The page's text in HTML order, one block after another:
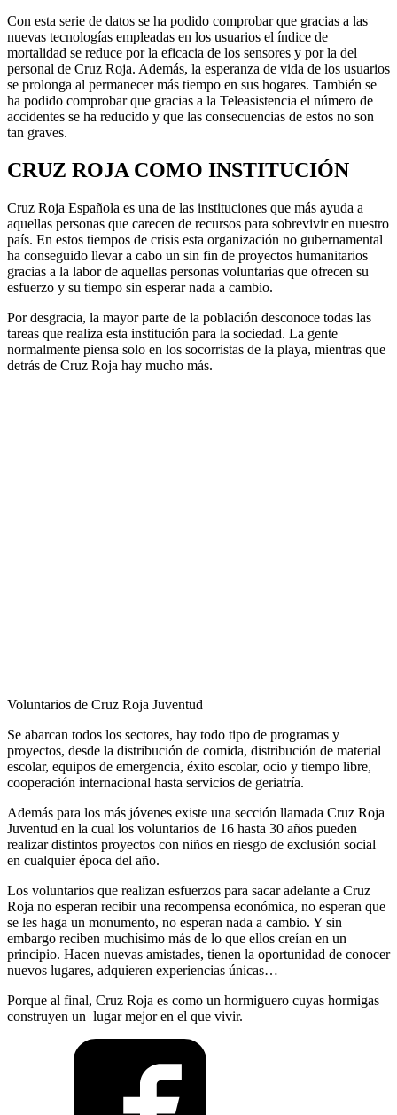
Con esta serie de datos se ha podido comprobar que gracias a las
nuevas tecnologías empleadas en los usuarios el índice de
mortalidad se reduce por la eficacia de los sensores y por la del
personal de Cruz Roja. Además, la esperanza de vida de los usuarios
se prolonga al permanecer más tiempo en sus hogares. También se
ha podido comprobar que gracias a la Teleasistencia el número de
accidentes se ha reducido y que las consecuencias de estos no son
tan graves.
CRUZ ROJA COMO INSTITUCIÓN
Cruz Roja Española es una de las instituciones que más ayuda a
aquellas personas que carecen de recursos para sobrevivir en nuestro
país. En estos tiempos de crisis esta organización no gubernamental
ha conseguido llevar a cabo un sin fin de proyectos humanitarios
gracias a la labor de aquellas personas voluntarias que ofrecen su
esfuerzo y su tiempo sin esperar nada a cambio.
Por desgracia, la mayor parte de la población desconoce todas las
tareas que realiza esta institución para la sociedad. La gente
normalmente piensa solo en los socorristas de la playa, mientras que
detrás de Cruz Roja hay mucho más.
Voluntarios de Cruz Roja Juventud
Se abarcan todos los sectores, hay todo tipo de programas y
proyectos, desde la distribución de comida, distribución de material
escolar, equipos de emergencia, éxito escolar, ocio y tiempo libre,
cooperación internacional hasta servicios de geriatría.
Además para los más jóvenes existe una sección llamada Cruz Roja
Juventud en la cual los voluntarios de 16 hasta 30 años pueden
realizar distintos proyectos con niños en riesgo de exclusión social
en cualquier época del año.
Los voluntarios que realizan esfuerzos para sacar adelante a Cruz
Roja no esperan recibir una recompensa económica, no esperan que
se les haga un monumento, no esperan nada a cambio. Y sin
embargo reciben muchísimo más de lo que ellos creían en un
principio. Hacen nuevas amistades, tienen la oportunidad de conocer
nuevos lugares, adquieren experiencias únicas…
Porque al final, Cruz Roja es como un hormiguero cuyas hormigas
construyen un lugar mejor en el que vivir.